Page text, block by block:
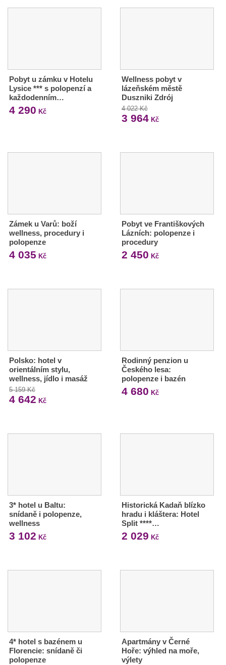
Pobyt u zámku v Hotelu
Lysice *** s polopenzí a
každodenním…
4 290 Kč
Wellness pobyt v
lázeňském městě
Duszniki Zdrój
4 022 Kč
3 964Kč
Zámek u Varů: boží
wellness, procedury i
polopenze
4 035 Kč
Pobyt ve Františkových
Lázních: polopenze i
procedury
2 450 Kč
Polsko: hotel v
orientálním stylu,
wellness, jídlo i masáž
5 159 Kč
4 642 Kč
Rodinný penzion u
Českého lesa:
polopenze i bazén
4 680 Kč
3* hotel u Baltu:
snídaně i polopenze,
wellness
3 102 Kč
Historická Kadaň blízko
hradu i kláštera: Hotel
Split ****…
2 029 Kč
4* hotel s bazénem u
Florencie: snídaně či
polopenze
Apartmány v Černé
Hoře: výhled na moře,
výlety